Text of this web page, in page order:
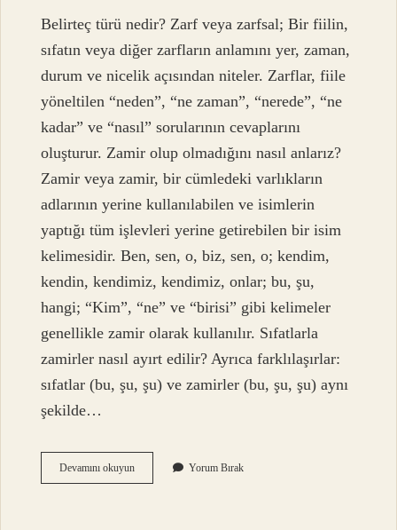
Belirteç türü nedir? Zarf veya zarfsal; Bir fiilin,
sıfatın veya diğer zarfların anlamını yer, zaman,
durum ve nicelik açısından niteler. Zarflar, fiile
yöneltilen “neden”, “ne zaman”, “nerede”, “ne
kadar” ve “nasıl” sorularının cevaplarını
oluşturur. Zamir olup olmadığını nasıl anlarız?
Zamir veya zamir, bir cümledeki varlıkların
adlarının yerine kullanılabilen ve isimlerin
yaptığı tüm işlevleri yerine getirebilen bir isim
kelimesidir. Ben, sen, o, biz, sen, o; kendim,
kendin, kendimiz, kendimiz, onlar; bu, şu,
hangi; “Kim”, “ne” ve “birisi” gibi kelimeler
genellikle zamir olarak kullanılır. Sıfatlarla
zamirler nasıl ayırt edilir? Ayrıca farklılaşırlar:
sıfatlar (bu, şu, şu) ve zamirler (bu, şu, şu) aynı
şekilde…
Devamını okuyunBelirteç
Zamir
Yorum Bırak